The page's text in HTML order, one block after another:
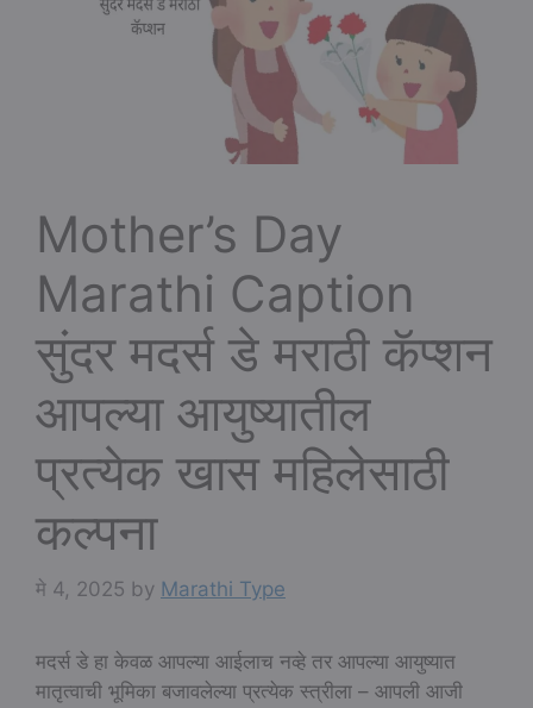
Mother’s Day
Marathi Caption
सुंदर मदर्स डे मराठी कॅप्शन
आपल्या आयुष्यातील
प्रत्येक खास महिलेसाठी
कल्पना
मे 4, 2025 by Marathi Type
मदर्स डे हा केवळ आपल्या आईलाच नव्हे तर आपल्या आयुष्यात
मातृत्वाची भूमिका बजावलेल्या प्रत्येक स्त्रीला – आपली आजी